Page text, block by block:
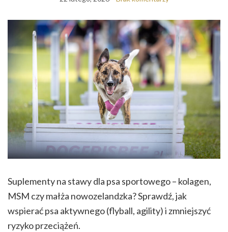
Suplementy na stawy dla psa sportowego – kolagen,
MSM czy małża nowozelandzka? Sprawdź, jak
wspierać psa aktywnego (flyball, agility) i zmniejszyć
ryzyko przeciążeń.